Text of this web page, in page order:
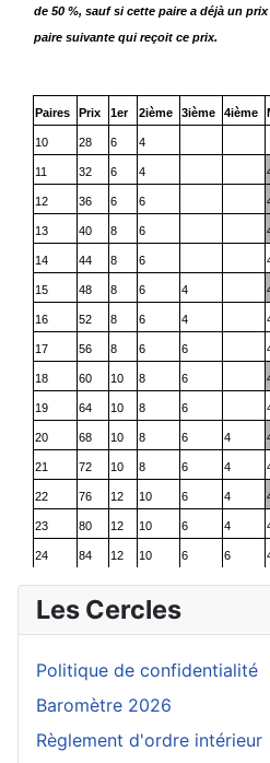
de 50 %, sauf si cette paire a déjà un
paire suivante qui reçoit ce prix.
Paires Prix 1er 2ième 3ième 4ième
10 28 6 4
11 32 6 4
12 36 6 6
13 40 8 6
14 44 8 6
15 48 8 6 4
16 52 8 6 4
17 56 8 6 6
18 60 10 8 6
19 64 10 8 6
20 68 10 8 6 4
21 72 10 8 6 4
22 76 12 10 6 4
23 80 12 10 6 4
24 84 12 10 6 6
Les Cercles
Politique de confidentialité
Baromètre 2026
Règlement d'ordre intérieur